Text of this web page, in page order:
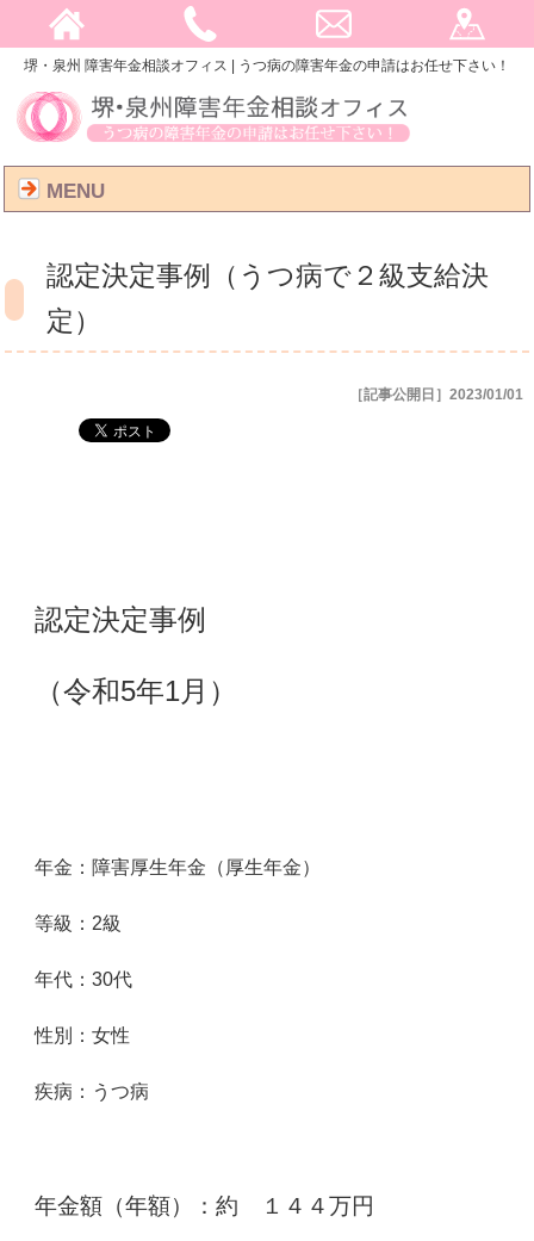
堺・泉州 障害年金相談オフィス | うつ病の障害年金の申請はお任せ下さい！
MENU
認定決定事例（うつ病で２級支給決
定）
［記事公開日］2023/01/01
認定決定事例
（令和5年1月）
年金：障害厚生年金（厚生年金）
等級：2級
年代：30代
性別：女性
疾病：うつ病
年金額（年額）：約 １４４万円